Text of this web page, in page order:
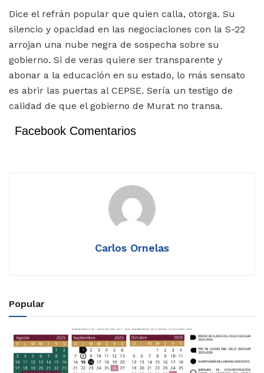
Dice el refrán popular que quien calla, otorga. Su
silencio y opacidad en las negociaciones con la S-22
arrojan una nube negra de sospecha sobre su
gobierno. Si de veras quiere ser transparente y
abonar a la educación en su estado, lo más sensato
es abrir las puertas al CEPSE. Sería un testigo de
calidad de que el gobierno de Murat no transa.
Facebook Comentarios
Carlos Ornelas
Popular